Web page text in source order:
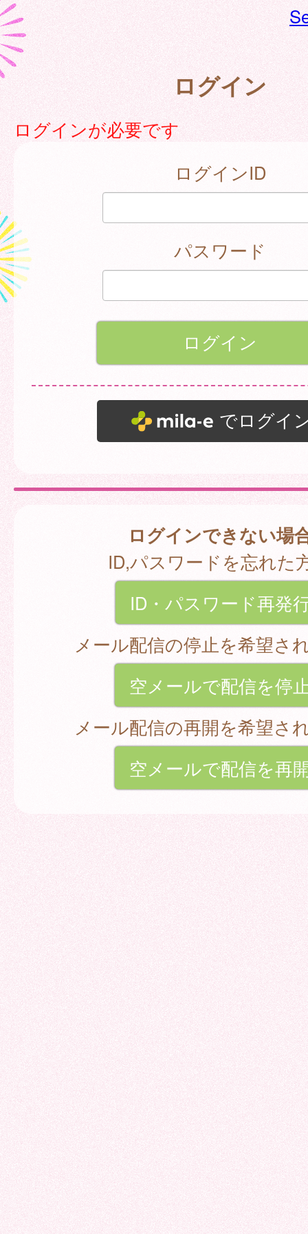
ログイン
ログインが必要です
ログインID
パスワード
でログイ
ログインできない場
ID,パスワードを忘れた
ID・パスワード再発
メール配信の停止を希望さ
空メールで配信を停
メール配信の再開を希望さ
空メールで配信を再